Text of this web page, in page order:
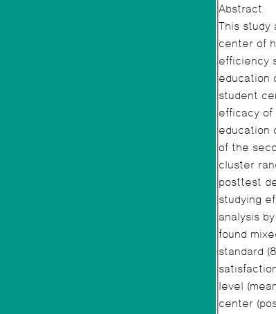
Abstract
This study
center of
efficiency
education
student
efficacy
education
of the
cluster
posttest
studying
analysis
found
standard
level
center